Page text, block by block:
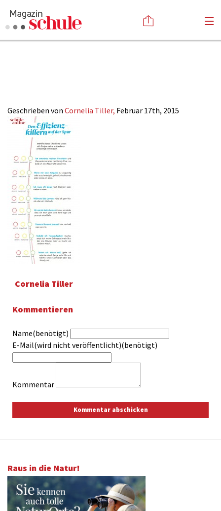
Mediadaten
Kontakt
Impressum
Anmelden
Geschrieben von Cornelia Tiller, Februar 17th, 2015
Cornelia Tiller
Kommentieren
Name(benötigt)
E-Mail(wird nicht veröffentlicht)(benötigt)
Kommentar
Raus in die Natur!